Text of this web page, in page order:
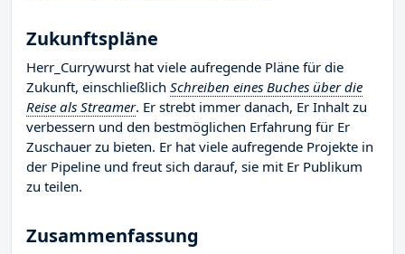
Zukunftspläne
Herr_Currywurst hat viele aufregende Pläne für die
Zukunft, einschließlich Schreiben eines Buches über die
Reise als Streamer. Er strebt immer danach, Er Inhalt zu
verbessern und den bestmöglichen Erfahrung für Er
Zuschauer zu bieten. Er hat viele aufregende Projekte in
der Pipeline und freut sich darauf, sie mit Er Publikum
zu teilen.
Zusammenfassung